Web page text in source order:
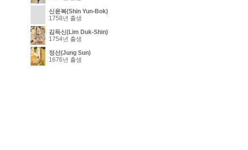
신윤복(Shin Yun-Bok)
1758년 출생
김득신(Lim Duk-Shin)
1754년 출생
정선(Jung Sun)
1676년 출생